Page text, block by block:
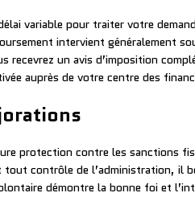
variable pour traiter votre
intervient généralement
un avis d’imposition
auprès de votre centre des
protection contre les sanctions
contrôle de l’administration, il
démontre la bonne foi et